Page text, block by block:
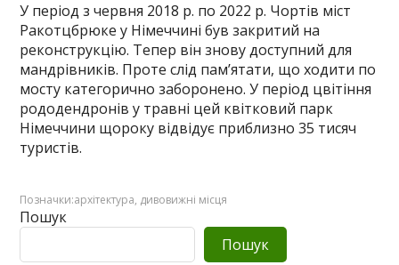
У період з червня 2018 р. по 2022 р. Чортів міст
Ракотцбрюке у Німеччині був закритий на
реконструкцію. Тепер він знову доступний для
мандрівників. Проте слід пам’ятати, що ходити по
мосту категорично заборонено. У період цвітіння
рододендронів у травні цей квітковий парк
Німеччини щороку відвідує приблизно 35 тисяч
туристів.
Позначки:архітектура, дивовижні місця
Пошук
Пошук